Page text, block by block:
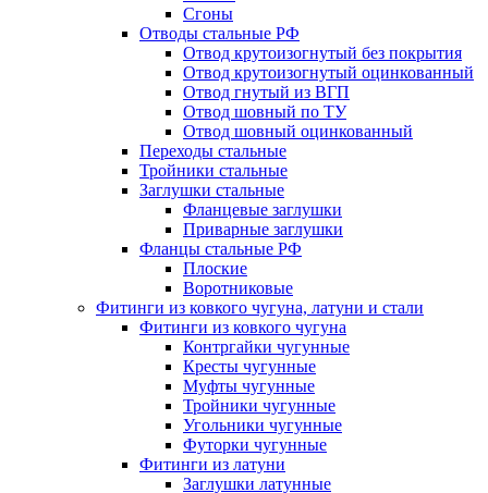
Сгоны
Отводы стальные РФ
Отвод крутоизогнутый без покрытия
Отвод крутоизогнутый оцинкованный
Отвод гнутый из ВГП
Отвод шовный по ТУ
Отвод шовный оцинкованный
Переходы стальные
Тройники стальные
Заглушки стальные
Фланцевые заглушки
Приварные заглушки
Фланцы стальные РФ
Плоские
Воротниковые
Фитинги из ковкого чугуна, латуни и стали
Фитинги из ковкого чугуна
Контргайки чугунные
Кресты чугунные
Муфты чугунные
Тройники чугунные
Угольники чугунные
Футорки чугунные
Фитинги из латуни
Заглушки латунные